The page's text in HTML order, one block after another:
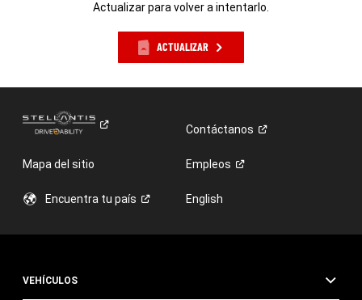
Actualizar para volver a intentarlo.
ACTUALIZAR
Contáctanos
Mapa del sitio Empleos
Encuentra tu país English
VEHÍCULOS